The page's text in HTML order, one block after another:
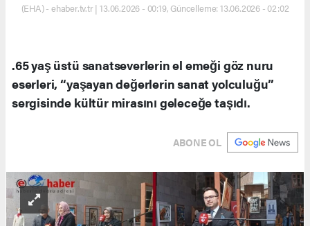
(EHA) - ehaber.tv.tr | 13.06.2026 - 00:19, Güncelleme: 13.06.2026 - 02:02
.65 yaş üstü sanatseverlerin el emeği göz nuru
eserleri, “yaşayan değerlerin sanat yolculuğu”
sergisinde kültür mirasını geleceğe taşıdı.
ABONE OL